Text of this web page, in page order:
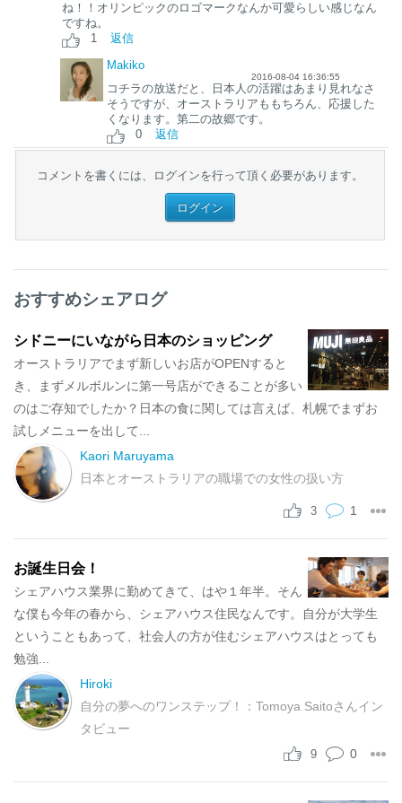
ゴールドコースト渡航前に聞いてみたいこと。
オーストラリアの教育事情。バイリンガル育児のこと。英
語学習のことなど、お気軽にお尋ねください：）
【アメブロ】http://ameblo.jp/englishcoach2017/
ね！！オリンピックのロゴマークなんか可愛らしい感じなん
ですね。
1
返信
Makiko
2016-08-04 16:36:55
コチラの放送だと、日本人の活躍はあまり見れなさ
そうですが、オーストラリアももちろん、応援した
くなります。第二の故郷です。
0
返信
コメントを書くには、ログインを行って頂く必要があります。
ログイン
おすすめシェアログ
シドニーにいながら日本のショッピング
オーストラリアでまず新しいお店がOPENすると
き、まずメルボルンに第一号店ができることが多い
のはご存知でしたか？日本の食に関しては言えば、札幌でまずお
試しメニューを出して...
Kaori Maruyama
日本とオーストラリアの職場での女性の扱い方
1
3
お誕生日会！
シェアハウス業界に勤めてきて、はや１年半。そん
な僕も今年の春から、シェアハウス住民なんです。自分が大学生
ということもあって、社会人の方が住むシェアハウスはとっても
勉強...
Hiroki
自分の夢へのワンステップ！：Tomoya Saitoさんイン
タビュー
0
9